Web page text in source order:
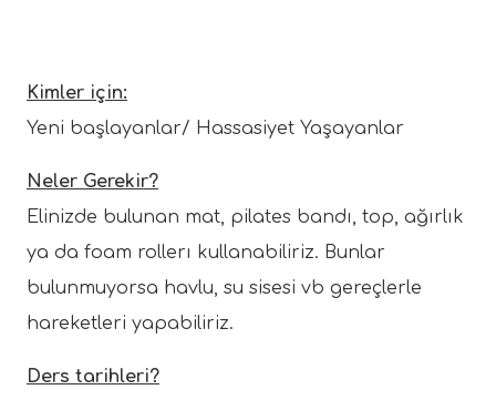
Kimler için:
Yeni başlayanlar/ Hassasiyet Yaşayanlar
Neler Gerekir?
Elinizde bulunan mat, pilates bandı, top, ağırlık
ya da foam rollerı kullanabiliriz. Bunlar
bulunmuyorsa havlu, su sisesi vb gereçlerle
hareketleri yapabiliriz.
Ders tarihleri?